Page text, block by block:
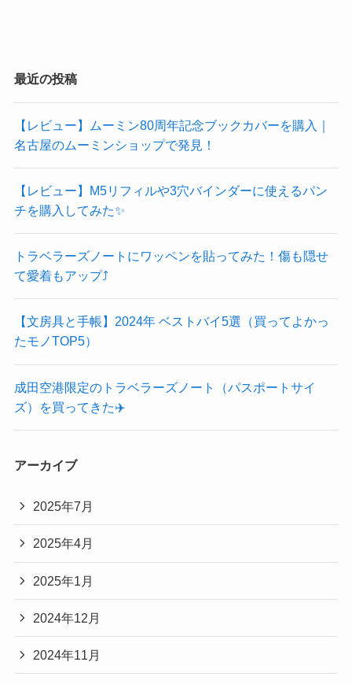
最近の投稿
【レビュー】ムーミン80周年記念ブックカバーを購入｜
名古屋のムーミンショップで発見！
【レビュー】M5リフィルや3穴バインダーに使えるパン
チを購入してみた✨
トラベラーズノートにワッペンを貼ってみた！傷も隠せ
て愛着もアップ⤴️
【文房具と手帳】2024年 ベストバイ5選（買ってよかっ
たモノTOP5）
成田空港限定のトラベラーズノート（パスポートサイ
ズ）を買ってきた✈️
アーカイブ
2025年7月
2025年4月
2025年1月
2024年12月
2024年11月